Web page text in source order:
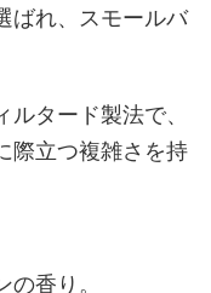
ばれ、スモールバ
タード製法で、
際立つ複雑さを持
香り。